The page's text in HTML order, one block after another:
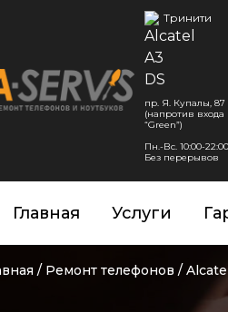
Тринити
пр. Я. Купалы, 87
(напротив входа
“Green”)
Пн.-Вс. 10:00-22:00
Без перерывов
Главная Услуги
/ Ремонт телефонов /